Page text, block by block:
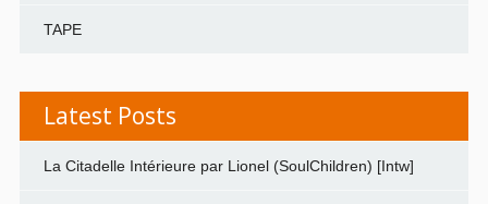
TAPE
Latest Posts
La Citadelle Intérieure par Lionel (SoulChildren) [Intw]